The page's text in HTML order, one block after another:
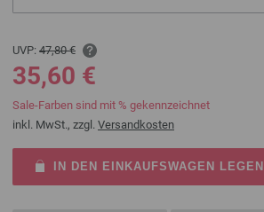
UVP: 47,80 €
35,60 €
Sale-Farben sind mit % gekennzeichnet
inkl. MwSt., zzgl. Versandkosten
IN DEN EINKAUFSWAGEN LEGEN